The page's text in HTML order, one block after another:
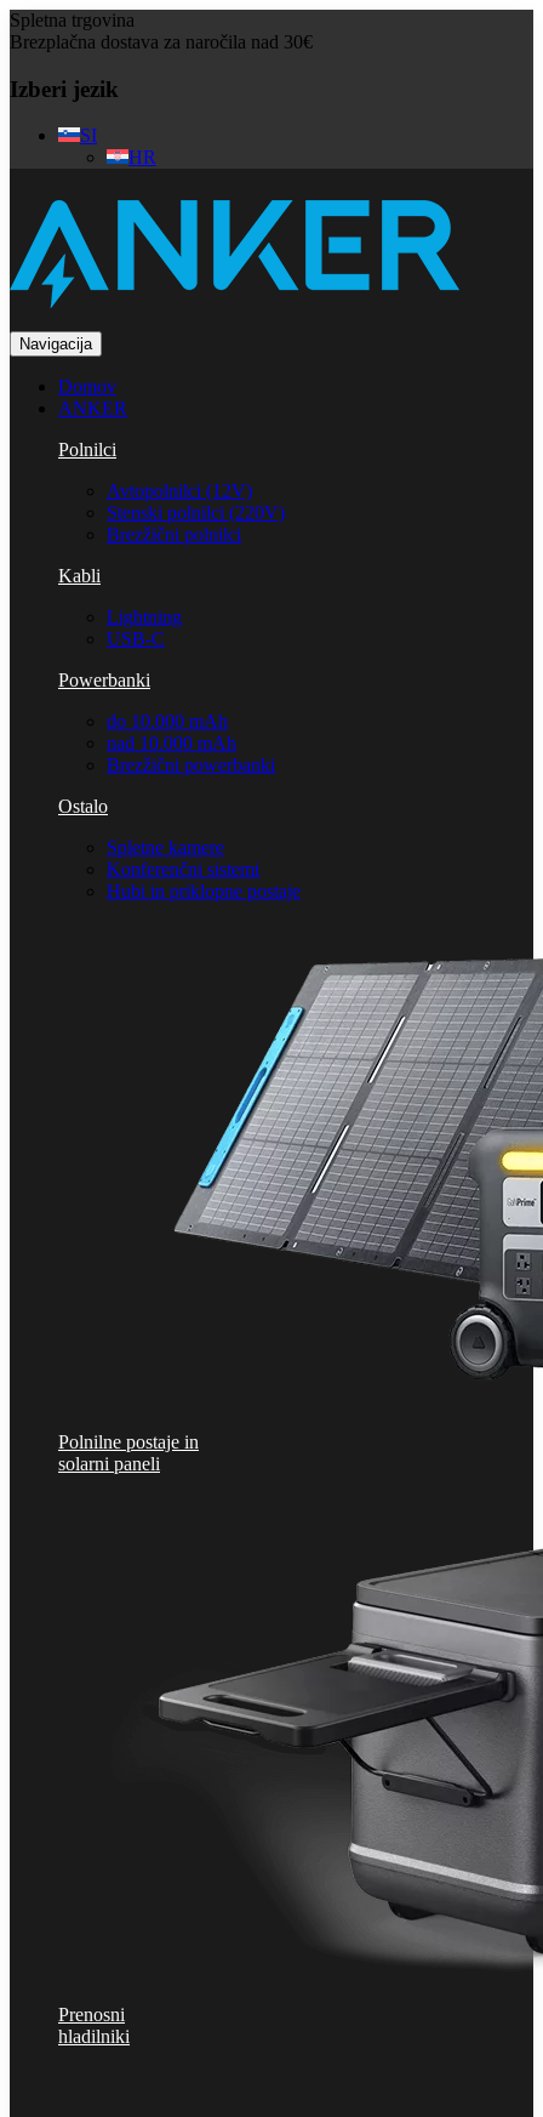
Spletna trgovina
Brezplačna dostava za naročila nad 30€
Izberi jezik
SI
HR
Navigacija
Domov
ANKER
Polnilci
Avtopolnilci (12V)
Stenski polnilci (220V)
Brezžični polnilci
Kabli
Lightning
USB-C
Powerbanki
do 10.000 mAh
nad 10.000 mAh
Brezžični powerbanki
Ostalo
Spletne kamere
Konferenčni sistemi
Hubi in priklopne postaje
Polnilne postaje in
solarni paneli
Prenosni
hladilniki